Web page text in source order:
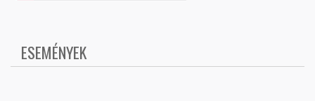
ESEMÉNYEK